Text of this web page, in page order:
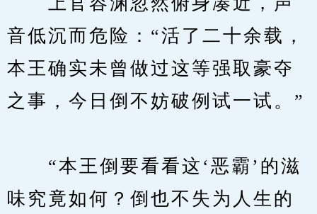
音低沉而危险：“活了二十余载，
本王确实未曾做过这等强取豪夺
之事，今日倒不妨破例试一试。”
“本王倒要看看这‘恶霸’的滋
味究竟如何？倒也不失为人生的